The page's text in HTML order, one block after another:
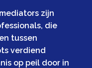
zijn
die
tussen
verdiend
op peil door in